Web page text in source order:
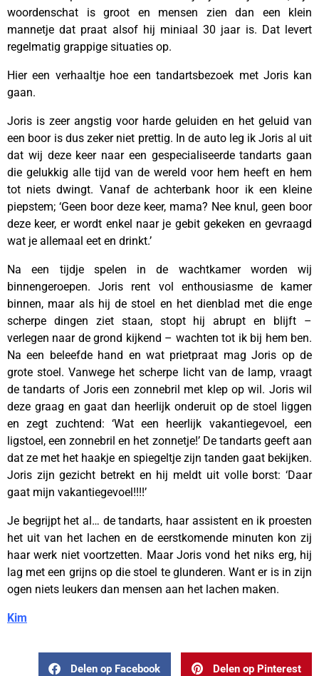
woordenschat is groot en mensen zien dan een klein
mannetje dat praat alsof hij miniaal 30 jaar is. Dat levert
regelmatig grappige situaties op.
Hier een verhaaltje hoe een tandartsbezoek met Joris kan
gaan.
Joris is zeer angstig voor harde geluiden en het geluid van
een boor is dus zeker niet prettig. In de auto leg ik Joris al uit
dat wij deze keer naar een gespecialiseerde tandarts gaan
die gelukkig alle tijd van de wereld voor hem heeft en hem
tot niets dwingt. Vanaf de achterbank hoor ik een kleine
piepstem; ‘Geen boor deze keer, mama? Nee knul, geen boor
deze keer, er wordt enkel naar je gebit gekeken en gevraagd
wat je allemaal eet en drinkt.’
Na een tijdje spelen in de wachtkamer worden wij
binnengeroepen. Joris rent vol enthousiasme de kamer
binnen, maar als hij de stoel en het dienblad met die enge
scherpe dingen ziet staan, stopt hij abrupt en blijft –
verlegen naar de grond kijkend – wachten tot ik bij hem ben.
Na een beleefde hand en wat prietpraat mag Joris op de
grote stoel. Vanwege het scherpe licht van de lamp, vraagt
de tandarts of Joris een zonnebril met klep op wil. Joris wil
deze graag en gaat dan heerlijk onderuit op de stoel liggen
en zegt zuchtend: ‘Wat een heerlijk vakantiegevoel, een
ligstoel, een zonnebril en het zonnetje!’ De tandarts geeft aan
dat ze met het haakje en spiegeltje zijn tanden gaat bekijken.
Joris zijn gezicht betrekt en hij meldt uit volle borst: ‘Daar
gaat mijn vakantiegevoel!!!!’
Je begrijpt het al… de tandarts, haar assistent en ik proesten
het uit van het lachen en de eerstkomende minuten kon zij
haar werk niet voortzetten. Maar Joris vond het niks erg, hij
lag met een grijns op die stoel te glunderen. Want er is in zijn
ogen niets leukers dan mensen aan het lachen maken.
Kim
Delen op Facebook Delen op Pinterest